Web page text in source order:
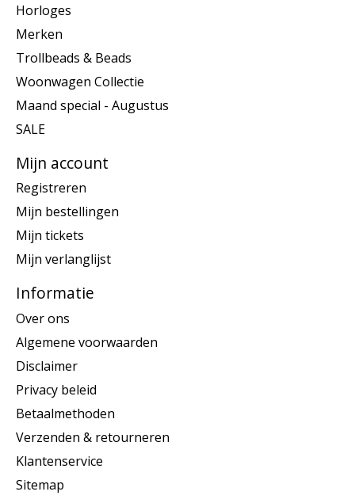
Horloges
Merken
Trollbeads & Beads
Woonwagen Collectie
Maand special - Augustus
SALE
Mijn account
Registreren
Mijn bestellingen
Mijn tickets
Mijn verlanglijst
Informatie
Over ons
Algemene voorwaarden
Disclaimer
Privacy beleid
Betaalmethoden
Verzenden & retourneren
Klantenservice
Sitemap